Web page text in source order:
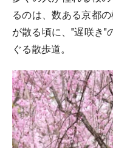
るのは、数ある京都
が散る頃に、"遅咲き"
ぐる散歩道。